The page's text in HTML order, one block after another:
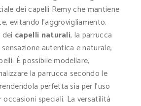
dei capelli Remy che mantiene
evitando l’aggrovigliamento.
capelli naturali, la parrucca
autentica e naturale,
È possibile modellare,
la parrucca secondo le
perfetta sia per l’uso
speciali. La versatilità